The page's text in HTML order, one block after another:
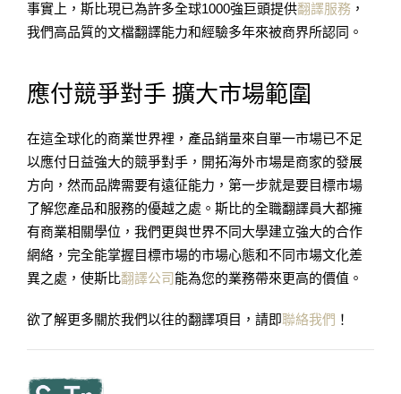
事實上，斯比現已為許多全球1000強巨頭提供翻譯服務 ，
我們高品質的文檔翻譯能力和經驗多年來被商界所認同。
應付競爭對手 擴大市場範圍
在這全球化的商業世界裡，產品銷量來自單一市場已不足
以應付日益強大的競爭對手，開拓海外市場是商家的發展
方向，然而品牌需要有遠征能力，第一步就是要目標市場
了解您產品和服務的優越之處。斯比的全職翻譯員大都擁
有商業相關學位，我們更與世界不同大學建立強大的合作
網絡，完全能掌握目標市場的市場心態和不同市場文化差
異之處，使斯比翻譯公司能為您的業務帶來更高的價值。
欲了解更多關於我們以往的翻譯項目，請即聯絡我們 ！